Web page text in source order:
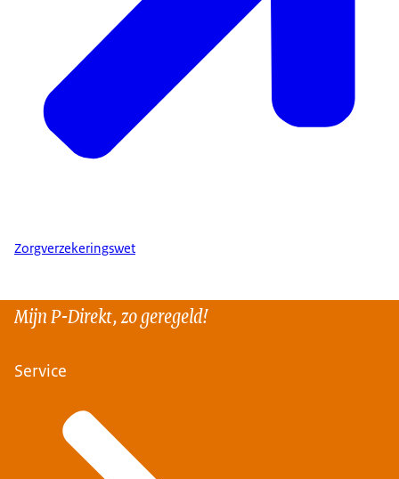
Zorgverzekeringswet
Mijn P-Direkt, zo geregeld!
Service